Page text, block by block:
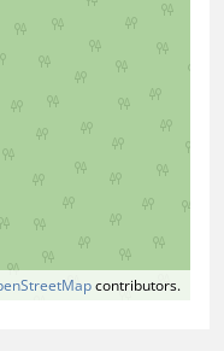
contributors.